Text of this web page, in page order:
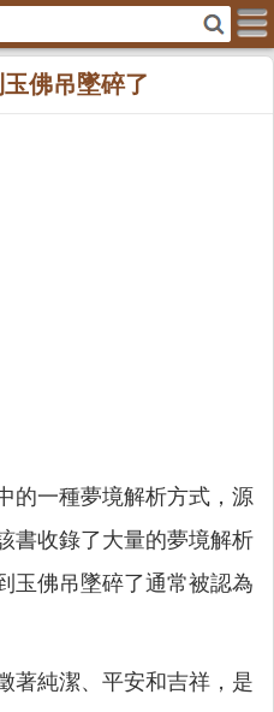
佛吊墜碎了
的一種夢境解析方式，源
書收錄了大量的夢境解析
玉佛吊墜碎了通常被認為
著純潔、平安和吉祥，是